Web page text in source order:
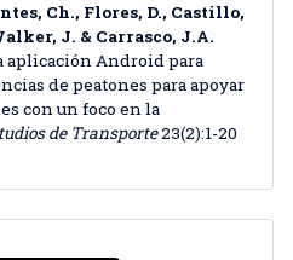
Ch., Flores, D., Castillo,
J. & Carrasco, J.A.
aplicación Android para
de peatones para apoyar
con un foco en la
de Transporte23(2):1-20